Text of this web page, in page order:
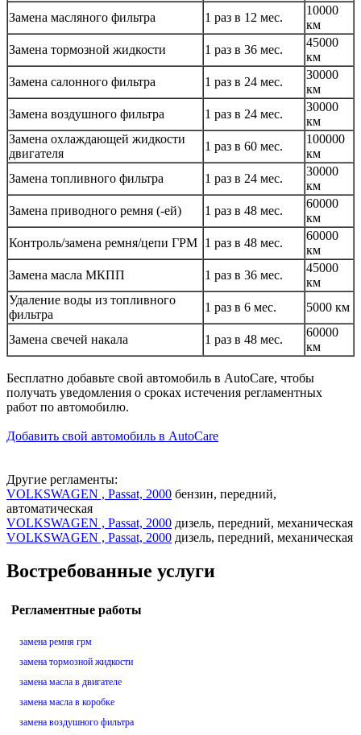
Замена масляного фильтра
1 раз в 12 мес.
10000
км
Замена тормозной жидкости
1 раз в 36 мес.
45000
км
Замена салонного фильтра
1 раз в 24 мес.
30000
км
Замена воздушного фильтра
1 раз в 24 мес.
30000
км
Замена охлаждающей жидкости
двигателя
1 раз в 60 мес.
100000
км
Замена топливного фильтра
1 раз в 24 мес.
30000
км
Замена приводного ремня (-ей)
1 раз в 48 мес.
60000
км
Контроль/замена ремня/цепи ГРМ 1 раз в 48 мес.
60000
км
Замена масла МКПП
1 раз в 36 мес.
45000
км
Удаление воды из топливного
фильтра
1 раз в 6 мес. 5000 км
Замена свечей накала 1 раз в 48 мес.
60000
км
Бесплатно добавьте свой автомобиль в AutoCare, чтобы
получать уведомления о сроках истечения регламентных
работ по автомобилю.
Добавить свой автомобиль в AutoCare
Другие регламенты:
VOLKSWAGEN , Passat, 2000 бензин, передний,
автоматическая
VOLKSWAGEN , Passat, 2000 дизель, передний, механическая
VOLKSWAGEN , Passat, 2000 дизель, передний, механическая
Востребованные услуги
Регламентные работы
замена ремня грм
замена тормозной жидкости
замена масла в двигателе
замена масла в коробке
замена воздушного фильтра